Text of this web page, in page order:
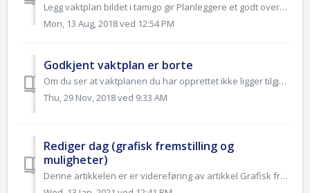
Legg vaktplan bildet i tamigo gir Planleggere et godt oversiktsbilde av uken. Ytterligere detaljer og innsikt i en vaktuke kan hentes frem ved å hente frem ...
Mon, 13 Aug, 2018 ved 12:54 PM
Godkjent vaktplan er borte
Om du ser at vaktplanen du har opprettet ikke ligger tilgjengelig for de ansatte under Godkjent vaktplan, så er dette mest sannsynlig fordi den ikke har bli...
Thu, 29 Nov, 2018 ved 9:33 AM
Rediger dag (grafisk fremstilling og
muligheter)
Denne artikkelen er er videreføring av artikkel Grafisk fremstilling av vaktuke, og hvordan du videre på en enkel måte kan optimalisere bemanningen gjennom ...